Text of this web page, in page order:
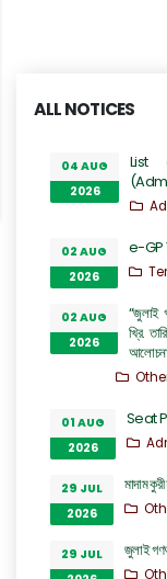
ALL NOTICES
04 AUG
2026
List
02 AUG
2026
e-GP
02 AUG
2026
“জুলাই
খ্রি.
01 AUG
2026
Seat
29 JUL
2026
মাদাম
29 JUL
জুলাই